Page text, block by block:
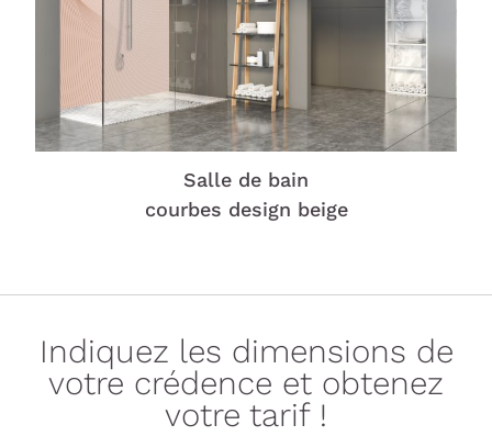
Salle de bain
courbes design beige
Indiquez les dimensions de
votre crédence et obtenez
votre tarif !